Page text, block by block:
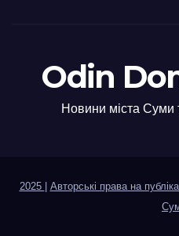
Odin
Новини міста Суми
2025
Авторські права на